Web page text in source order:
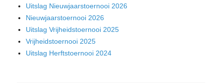
Uitslag Nieuwjaarstoernooi 2026
Nieuwjaarstoernooi 2026
Uitslag Vrijheidstoernooi 2025
Vrijheidstoernooi 2025
Uitslag Herftstoernooi 2024